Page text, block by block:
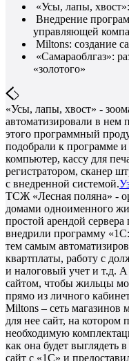
«Усы, лапы,
Внедрение
управляющей
Miltons: создание
«Самараоблгаз»:
«золотого»
«Усы, лапы, хвост» -
автоматизировали в нем
этого программный
подобрали к программе
компьютер, кассу для
регистратором, сканер
с внедренной системой.
ТСЖ «Лесная поляна» -
домами одноименного
простой арендой
внедрили программу
тем самым
квартплаты, работу с
и налоговый учет и т.д.
сайтом, чтобы жильцы
прямо из личного
Miltons – сеть магазинов
для нее сайт, на котором
необходимую
как она будет
сайт с «1С» и